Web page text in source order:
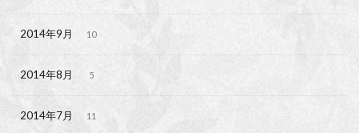
2014年9月 10
2014年8月 5
2014年7月 11